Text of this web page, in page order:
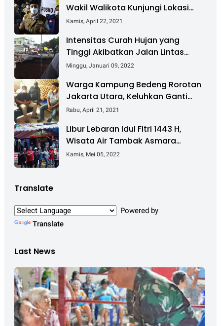
Wakil Walikota Kunjungi Lokasi
Kebakaran Dan Salurkan Bantuan
Kamis, April 22, 2021
Intensitas Curah Hujan yang
Tinggi Akibatkan Jalan Lintas
Sumatera Nyaris Putus
Minggu, Januari 09, 2022
Warga Kampung Bedeng Rorotan
Jakarta Utara, Keluhkan Ganti
Rugi Pembebasan Lahan Tol
Rabu, April 21, 2021
Libur Lebaran Idul Fitri 1443 H,
Wisata Air Tambak Asmara
Kotabaru Dipadati Ribuan
Kamis, Mei 05, 2022
Translate
Powered by
Translate
Last News